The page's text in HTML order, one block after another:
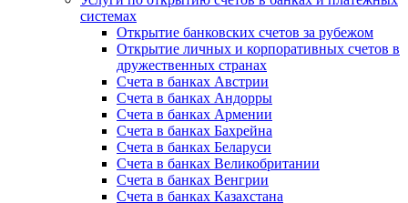
системах
Открытие банковских счетов за рубежом
Открытие личных и корпоративных счетов в
дружественных странах
Счета в банках Австрии
Счета в банках Андорры
Счета в банках Армении
Счета в банках Бахрейна
Счета в банках Беларуси
Счета в банках Великобритании
Счета в банках Венгрии
Счета в банках Казахстана